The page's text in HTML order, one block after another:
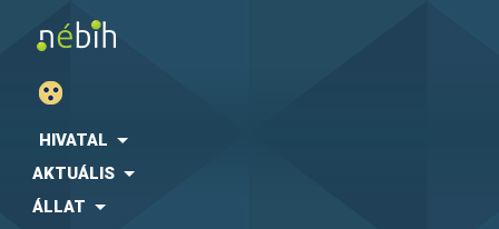
HIVATAL
AKTUÁLIS
ÁLLAT